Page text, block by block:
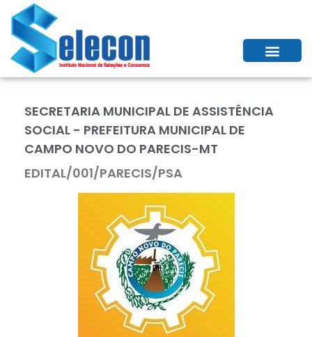
SECRETARIA MUNICIPAL DE ASSISTÊNCIA
SOCIAL - PREFEITURA MUNICIPAL DE
CAMPO NOVO DO PARECIS-MT
EDITAL/001/PARECIS/PSA